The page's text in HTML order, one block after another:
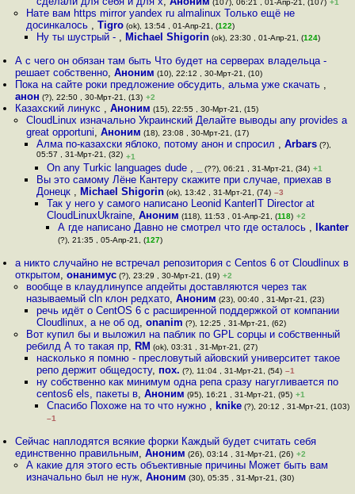
(107), 06:21 , 01-Апр-21, (107) +1
Нате вам https mirror yandex ru almalinux Только ещё не
досинкалось , Tigro(ok), 13:54 , 01-Апр-21, (122)
Ну ты шустрый - , Michael Shigorin(ok), 23:30 , 01-Апр-21, (124)
А с чего он обязан там быть Что будет на серверах владельца -
решает собственно,Аноним (10), 22:12 , 30-Мрт-21, (10)
Пока на сайте роки предложение обсудить, альма уже скачать ,
анон (?), 22:50 , 30-Мрт-21, (13) +2
Казахский линукс ,Аноним (15), 22:55 , 30-Мрт-21, (15)
CloudLinux изначально Украинский Делайте выводы any provides a
great opportuni, Аноним (18), 23:08 , 30-Мрт-21, (17)
Алма по-казахски яблоко, потому анон и спросил , Arbars(?),
05:57 , 31-Мрт-21, (32) +1
On any Turkic languages dude , (??), 06:21 , 31-Мрт-21, (34) +1
Вы это самому Лёне Кантеру скажите при случае, приехав в
Донецк , Michael Shigorin(ok), 13:42 , 31-Мрт-21, (74) –3
Так у него у самого написано Leonid KanterIT Director at
CloudLinuxUkraine,Аноним (118), 11:53 , 01-Апр-21, (118) +2
А где написано Давно не смотрел что где осталось , lkanter
(?), 21:35 , 05-Апр-21, (127)
а никто случайно не встречал репозитория с Centos 6 от Cloudlinux в
открытом,онанимус (?), 23:29 , 30-Мрт-21, (19) +2
вообще в клаудлинyпсе апдейты доставляются через так
называемый cln клон редхато, Аноним (23), 00:40 , 31-Мрт-21, (23)
речь идёт о CentOS 6 с расширенной поддержкой от компании
Cloudlinux, а не об од, onanim (?), 12:25 , 31-Мрт-21, (62)
Вот купил бы и выложил на паблик по GPL сорцы и собственный
ребилд А то такая пр, RM (ok), 03:31 , 31-Мрт-21, (27)
насколько я помню - пресловутый айовский университет такое
репо держит общедосту, пох. (?), 11:04 , 31-Мрт-21, (54) –1
ну собственно как минимум одна репа сразу нагугливается по
centos6 els, пакеты в, Аноним (95), 16:21 , 31-Мрт-21, (95) +1
Спасибо Похоже на то что нужно , knike (?), 20:12 , 31-Мрт-21, (103)
–1
Сейчас наплодятся всякие форки Каждый будет считать себя
единственно правильным,Аноним (26), 03:14 , 31-Мрт-21, (26) +2
А какие для этого есть объективные причины Может быть вам
изначально был не нуж, Аноним (30), 05:35 , 31-Мрт-21, (30)